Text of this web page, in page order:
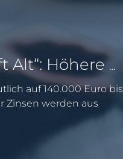
KfW-Förderung „Jung kauft Alt“: Höhere Kredite ab August 2026
auf 140.000 Euro bis
Zinsen werden aus